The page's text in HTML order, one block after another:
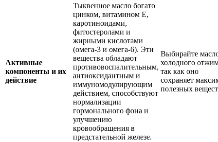
Активные
компоненты и их
действие
Тыквенное масло богато
цинком, витамином Е,
каротиноидами,
фитостеролами и
жирными кислотами
(омега-3 и омега-6). Эти
вещества обладают
противовоспалительным,
антиоксидантным и
иммуномодулирующим
действием, способствуют
нормализации
гормонального фона и
улучшению
кровообращения в
предстательной железе.
Выбирайте
холодного
так как оно
сохраняет
полезных